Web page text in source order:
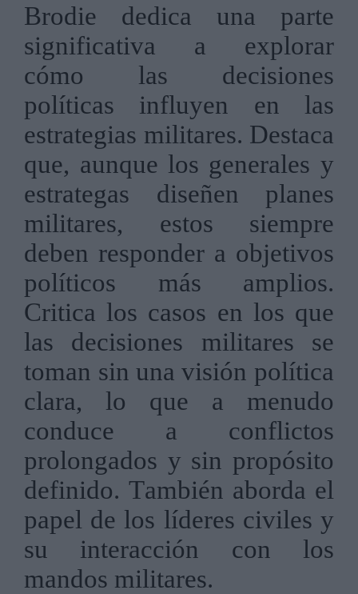
Brodie dedica una parte
significativa a explorar
cómo las decisiones
políticas influyen en las
estrategias militares. Destaca
que, aunque los generales y
estrategas diseñen planes
militares, estos siempre
deben responder a objetivos
políticos más amplios.
Critica los casos en los que
las decisiones militares se
toman sin una visión política
clara, lo que a menudo
conduce a conflictos
prolongados y sin propósito
definido. También aborda el
papel de los líderes civiles y
su interacción con los
mandos militares.